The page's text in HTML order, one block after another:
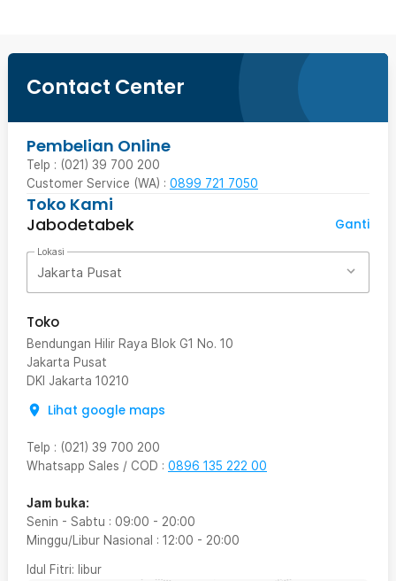
Contact Center
Pembelian Online
Telp : (021) 39 700 200
Customer Service (WA) : 0899 721 7050
Toko Kami
Jabodetabek
Ganti
Lokasi
Jakarta Pusat
Toko
Bendungan Hilir Raya Blok G1 No. 10
Jakarta Pusat
DKI Jakarta 10210
Lihat google maps
Telp : (021) 39 700 200
Whatsapp Sales / COD : 0896 135 222 00
Jam buka:
Senin - Sabtu : 09:00 - 20:00
Minggu/Libur Nasional : 12:00 - 20:00
Idul Fitri: libur